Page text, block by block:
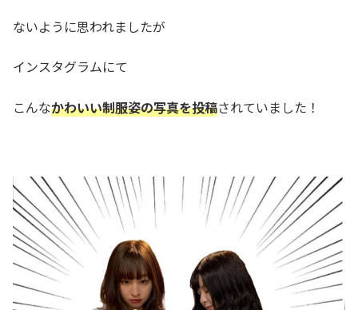
ないように思われましたが
インスタグラムにて
こんなかわいい制服姿の写真を投稿されていました！